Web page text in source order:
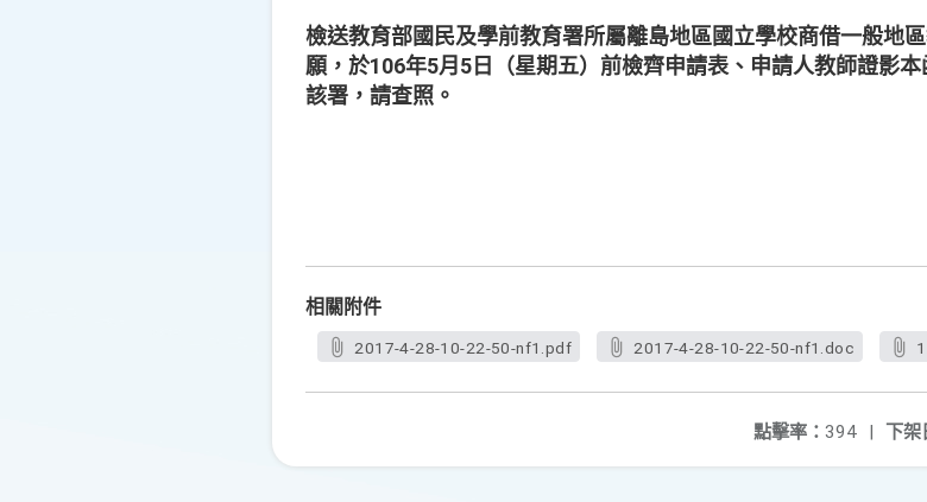
檢送教育部國民及學前教育署所屬離島地區國立學校商借一般地
願，於106年5月5日（星期五）前檢齊申請表、申請人教師證影
該署，請查照。
相關附件
2017-4-28-10-22-50-nf1.pdf 2017-4-28-10-22-50-nf1.doc
下架
點擊率： 394 |